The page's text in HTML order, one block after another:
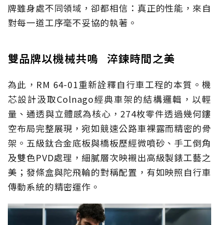
牌雖身處不同領域，卻都相信：真正的性能，來自
對每一道工序毫不妥協的執著。
雙品牌以機械共鳴 淬鍊時間之美
為此，RM 64-01重新詮釋自行車工程的本質。機
芯設計汲取Colnago經典車架的結構邏輯，以輕
量、通透與立體感為核心，274枚零件透過幾何鏤
空布局完整展現，宛如競速公路車裸露而精密的骨
架。五級鈦合金底板與橋板歷經微噴砂、手工倒角
及雙色PVD處理，細膩層次映襯出高級製錶工藝之
美；發條盒與陀飛輪的對稱配置，有如映照自行車
傳動系統的精密運作。